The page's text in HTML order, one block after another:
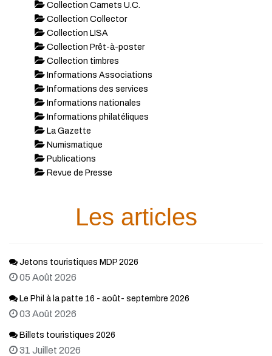
Collection Carnets U.C.
Collection Collector
Collection LISA
Collection Prêt-à-poster
Collection timbres
Informations Associations
Informations des services
Informations nationales
Informations philatéliques
La Gazette
Numismatique
Publications
Revue de Presse
Les articles
Jetons touristiques MDP 2026
05 Août 2026
Le Phil à la patte 16 - août- septembre 2026
03 Août 2026
Billets touristiques 2026
31 Juillet 2026